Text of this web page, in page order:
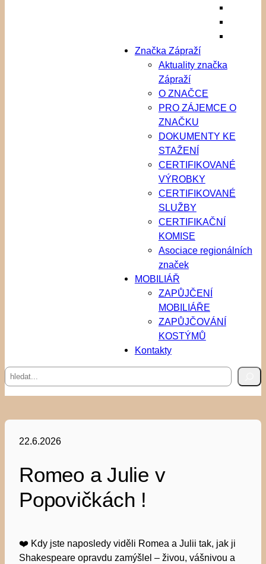
Značka Zápraží
Aktuality značka
Zápraží
O ZNAČCE
PRO ZÁJEMCE O
ZNAČKU
DOKUMENTY KE
STAŽENÍ
CERTIFIKOVANÉ
VÝROBKY
CERTIFIKOVANÉ
SLUŽBY
CERTIFIKAČNÍ
KOMISE
Asociace regionálních
značek
MOBILIÁŘ
ZAPŮJČENÍ
MOBILIÁŘE
ZAPŮJČOVÁNÍ
KOSTÝMŮ
Kontakty
Hledat
22.6.2026
Romeo a Julie v
Popovičkách !
❤️ Kdy jste naposledy viděli Romea a Julii tak, jak ji
Shakespeare opravdu zamýšlel – živou, vášnivou a